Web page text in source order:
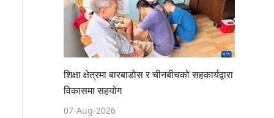
शिक्षा क्षेत्रमा बारबाडोस र चीनबीचको सहकार्यद्वारा
विकासमा सहयोग
07-Aug-2026